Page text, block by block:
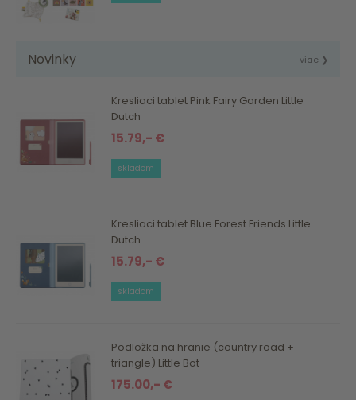
Novinky viac ❯
Kresliaci tablet Pink Fairy Garden Little
Dutch
15.79,- €
skladom
Kresliaci tablet Blue Forest Friends Little
Dutch
15.79,- €
skladom
Podložka na hranie (country road +
triangle) Little Bot
175.00,- €